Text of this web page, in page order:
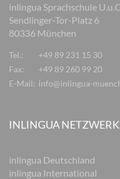
inlingua Sprachschule
Sendlinger-Tor-Platz 6
80336 München
Tel.:
+49 89 231 15 30
Fax:
+49 89 260 99 20
E-Mail: info@inlingua-
INLINGUA NETZWERK
inlingua Deutschland
inlingua International